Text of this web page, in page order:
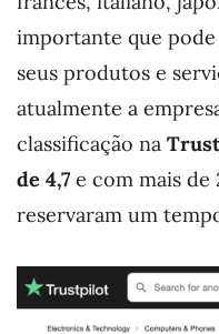
importante que
seus produtos e
atualmente a
classificação na
de 4,7 e com mais de
reservaram um